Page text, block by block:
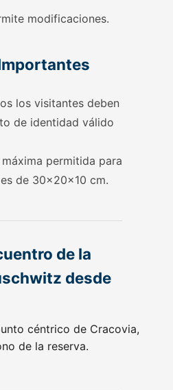
modificaciones.
los visitantes deben
de identidad válido
permitida para
de 30x20x10 cm.
de la
desde
céntrico de Cracovia,
de la reserva.